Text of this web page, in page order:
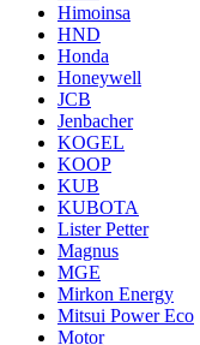
Himoinsa
HND
Honda
Honeywell
JCB
Jenbacher
KOGEL
KOOP
KUB
KUBOTA
Lister Petter
Magnus
MGE
Mirkon Energy
Mitsui Power Eco
Motor